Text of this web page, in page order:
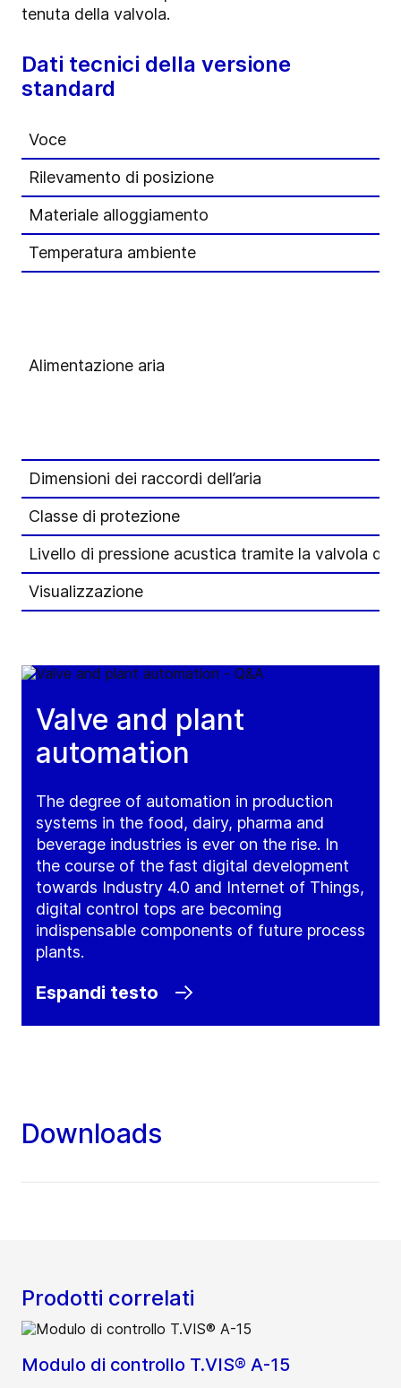
tenuta della valvola.
Dati tecnici della versione
standard
Voce
Rilevamento di posizione
Materiale alloggiamento
Temperatura ambiente
Alimentazione aria
Dimensioni dei raccordi dell’aria
Classe di protezione
Livello di pressione acustica tramite la valvola
Visualizzazione
Valve and plant
automation
The degree of automation in production
systems in the food, dairy, pharma and
beverage industries is ever on the rise. In
the course of the fast digital development
towards Industry 4.0 and Internet of Things,
digital control tops are becoming
indispensable components of future process
plants.
Espandi testo
Downloads
Prodotti correlati
Modulo di controllo T.VIS® A-15